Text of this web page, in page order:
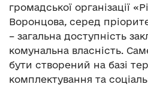
громадської організації
Воронцова, серед
– загальна доступність
комунальна власність.
бути створений на базі
комплектування та